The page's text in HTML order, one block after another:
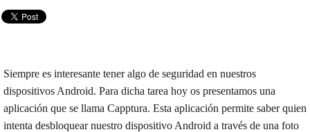
Siempre es interesante tener algo de seguridad en nuestros
dispositivos Android. Para dicha tarea hoy os presentamos una
aplicación que se llama Capptura. Esta aplicación permite saber quien
intenta desbloquear nuestro dispositivo Android a través de una foto